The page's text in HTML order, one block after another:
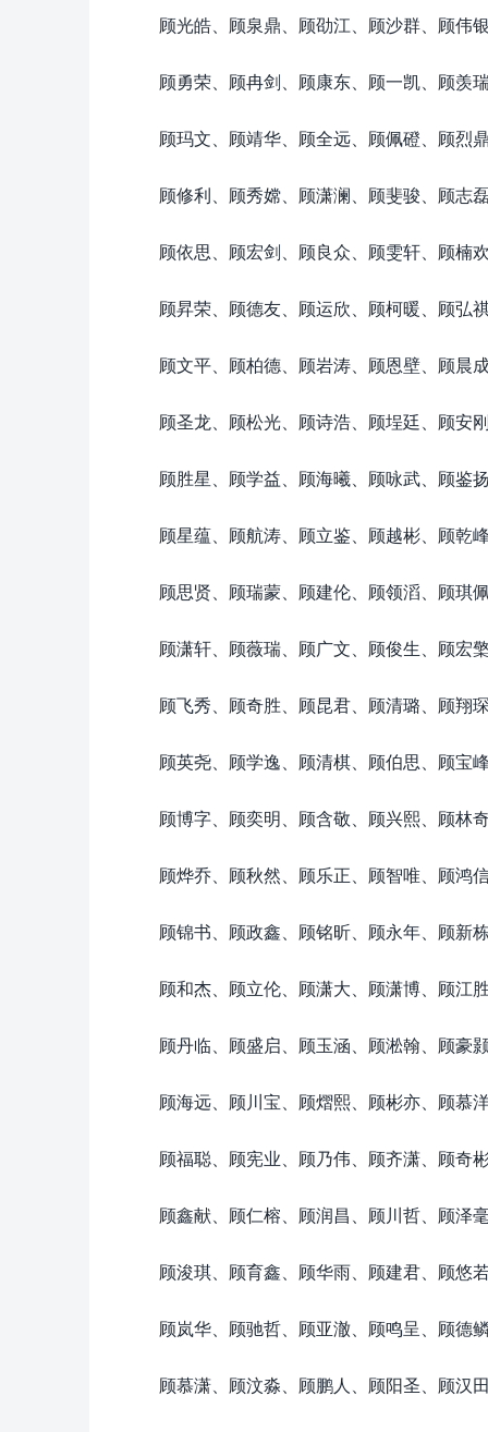
顾光皓、顾泉鼎、顾劭江、顾沙群、顾伟银
顾勇荣、顾冉剑、顾康东、顾一凯、顾羡瑞
顾玛文、顾靖华、顾全远、顾佩磴、顾烈鼎
顾修利、顾秀嫦、顾潇澜、顾斐骏、顾志磊
顾依思、顾宏剑、顾良众、顾雯轩、顾楠欢
顾昇荣、顾德友、顾运欣、顾柯暖、顾弘祺
顾文平、顾柏德、顾岩涛、顾恩壁、顾晨成
顾圣龙、顾松光、顾诗浩、顾埕廷、顾安刚
顾胜星、顾学益、顾海曦、顾咏武、顾鉴扬
顾星蕴、顾航涛、顾立鉴、顾越彬、顾乾峰
顾思贤、顾瑞蒙、顾建伦、顾领滔、顾琪佩
顾潇轩、顾薇瑞、顾广文、顾俊生、顾宏檠
顾飞秀、顾奇胜、顾昆君、顾清璐、顾翔琛
顾英尧、顾学逸、顾清棋、顾伯思、顾宝峰
顾博字、顾奕明、顾含敬、顾兴熙、顾林奇
顾烨乔、顾秋然、顾乐正、顾智唯、顾鸿信
顾锦书、顾政鑫、顾铭昕、顾永年、顾新栋
顾和杰、顾立伦、顾潇大、顾潇博、顾江胜
顾丹临、顾盛启、顾玉涵、顾淞翰、顾豪颢
顾海远、顾川宝、顾熠熙、顾彬亦、顾慕洋
顾福聪、顾宪业、顾乃伟、顾齐潇、顾奇彬
顾鑫献、顾仁榕、顾润昌、顾川哲、顾泽毫
顾浚琪、顾育鑫、顾华雨、顾建君、顾悠若
顾岚华、顾驰哲、顾亚澈、顾鸣呈、顾德鳞
顾慕潇、顾汶淼、顾鹏人、顾阳圣、顾汉田